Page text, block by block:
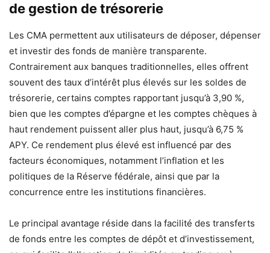
de gestion de trésorerie
Les CMA permettent aux utilisateurs de déposer, dépenser
et investir des fonds de manière transparente.
Contrairement aux banques traditionnelles, elles offrent
souvent des taux d’intérêt plus élevés sur les soldes de
trésorerie, certains comptes rapportant jusqu’à 3,90 %,
bien que les comptes d’épargne et les comptes chèques à
haut rendement puissent aller plus haut, jusqu’à 6,75 %
APY. Ce rendement plus élevé est influencé par des
facteurs économiques, notamment l’inflation et les
politiques de la Réserve fédérale, ainsi que par la
concurrence entre les institutions financières.
Le principal avantage réside dans la facilité des transferts
de fonds entre les comptes de dépôt et d’investissement,